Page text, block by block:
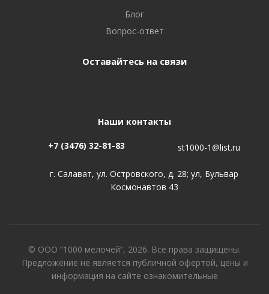
Блог
Вопрос-ответ
Оставайтесь на связи
Наши контакты
+7 (3476) 32-81-83 st1000-1@list.ru
г. Салават, ул. Островского, д. 28; ул, Бульвар
Космонавтов 43
© ООО “1000 мелочей”, 2026. Все права защищены.
Предложение не является публичной офертой, цены и
информация на сайте ознакомительные